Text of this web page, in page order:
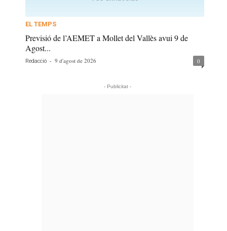
EL TEMPS
Previsió de l’AEMET a Mollet del Vallès avui 9 de
Agost...
Redacció - 9 d'agost de 2026 0
- Publicitat -